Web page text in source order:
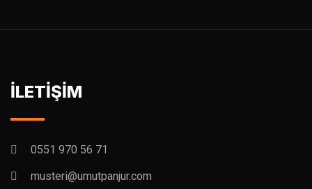
İLETİŞİM
0551 970 56 71
musteri@umutpanjur.com